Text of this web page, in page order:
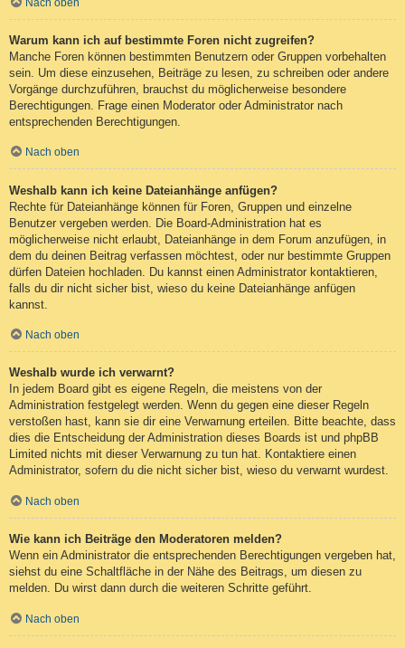
Warum kann ich auf bestimmte Foren nicht zugreifen?
Manche Foren können bestimmten Benutzern oder Gruppen vorbehalten
sein. Um diese einzusehen, Beiträge zu lesen, zu schreiben oder andere
Vorgänge durchzuführen, brauchst du möglicherweise besondere
Berechtigungen. Frage einen Moderator oder Administrator nach
entsprechenden Berechtigungen.
Nach oben
Weshalb kann ich keine Dateianhänge anfügen?
Rechte für Dateianhänge können für Foren, Gruppen und einzelne
Benutzer vergeben werden. Die Board-Administration hat es
möglicherweise nicht erlaubt, Dateianhänge in dem Forum anzufügen, in
dem du deinen Beitrag verfassen möchtest, oder nur bestimmte Gruppen
dürfen Dateien hochladen. Du kannst einen Administrator kontaktieren,
falls du dir nicht sicher bist, wieso du keine Dateianhänge anfügen
kannst.
Nach oben
Weshalb wurde ich verwarnt?
In jedem Board gibt es eigene Regeln, die meistens von der
Administration festgelegt werden. Wenn du gegen eine dieser Regeln
verstoßen hast, kann sie dir eine Verwarnung erteilen. Bitte beachte, dass
dies die Entscheidung der Administration dieses Boards ist und phpBB
Limited nichts mit dieser Verwarnung zu tun hat. Kontaktiere einen
Administrator, sofern du die nicht sicher bist, wieso du verwarnt wurdest.
Nach oben
Wie kann ich Beiträge den Moderatoren melden?
Wenn ein Administrator die entsprechenden Berechtigungen vergeben hat,
siehst du eine Schaltfläche in der Nähe des Beitrags, um diesen zu
melden. Du wirst dann durch die weiteren Schritte geführt.
Nach oben